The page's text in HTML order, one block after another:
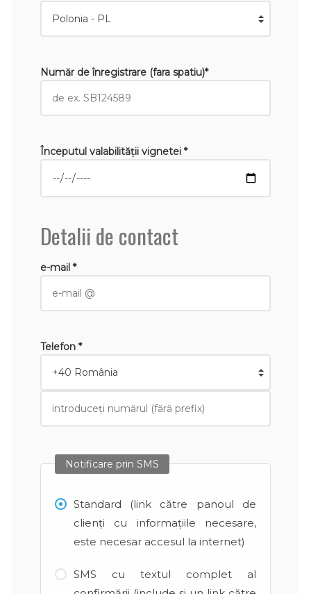
Număr de înregistrare (fara spatiu)*
Începutul valabilităţii vignetei *
Detalii de contact
e-mail *
Telefon *
Notificare prin SMS
Standard (link către panoul de
clienți cu informațiile necesare,
este necesar accesul la internet)
SMS cu textul complet al